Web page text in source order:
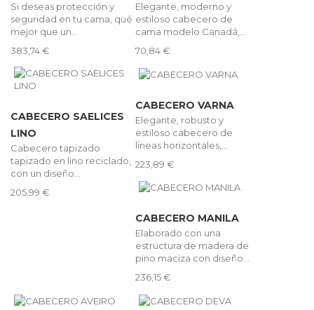
Si deseas protección y
seguridad en tu cama, qué
mejor que un...
383,74 €
Elegante, moderno y
estiloso cabecero de
cama modelo Canadá,...
70,84 €
CABECERO SAELICES
LINO
Cabecero tapizado
tapizado en lino reciclado,
con un diseño...
205,99 €
CABECERO VARNA
Elegante, robusto y
estiloso cabecero de
líneas horizontales,...
223,89 €
CABECERO MANILA
Elaborado con una
estructura de madera de
pino maciza con diseño...
236,15 €